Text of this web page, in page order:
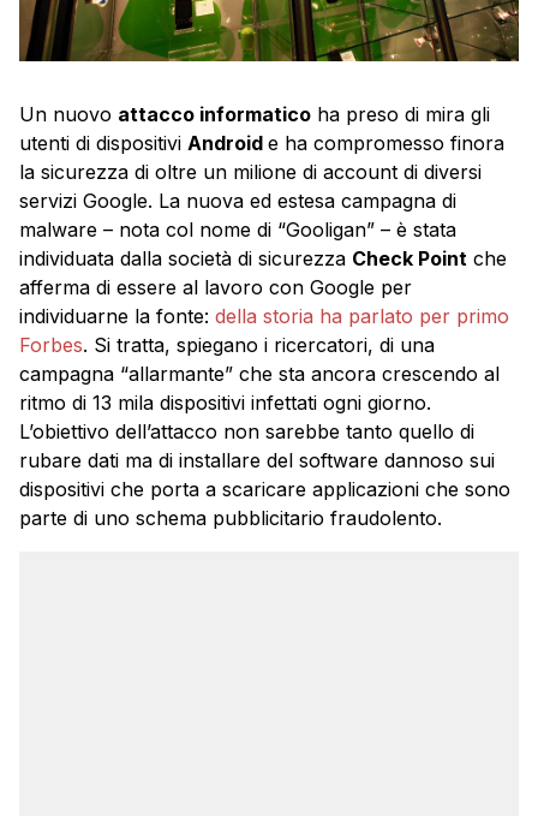
Un nuovo attacco informatico ha preso di mira gli
utenti di dispositivi Android e ha compromesso finora
la sicurezza di oltre un milione di account di diversi
servizi Google. La nuova ed estesa campagna di
malware – nota col nome di “Gooligan” – è stata
individuata dalla società di sicurezza Check Point che
afferma di essere al lavoro con Google per
individuarne la fonte: della storia ha parlato per primo
Forbes. Si tratta, spiegano i ricercatori, di una
campagna “allarmante” che sta ancora crescendo al
ritmo di 13 mila dispositivi infettati ogni giorno.
L’obiettivo dell’attacco non sarebbe tanto quello di
rubare dati ma di installare del software dannoso sui
dispositivi che porta a scaricare applicazioni che sono
parte di uno schema pubblicitario fraudolento.